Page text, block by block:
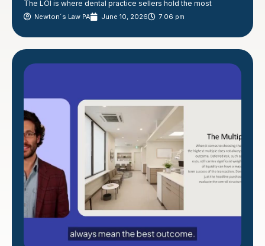
The LOI is where dental practice sellers hold the most
Newton´s Law PA June 10, 2026 7:06 pm